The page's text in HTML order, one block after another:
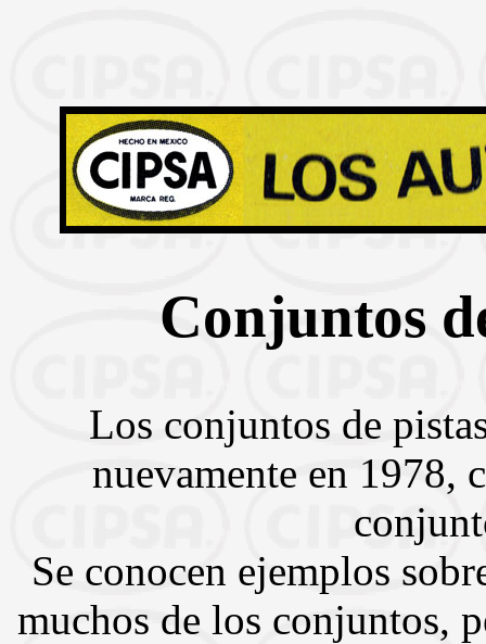
Conjuntos
Los conjuntos de
nuevamente en 1978,
Se conocen ejemplos
muchos de los conjuntos,